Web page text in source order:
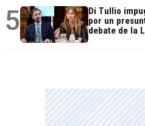
5
Di Tullio
por un
debate de la